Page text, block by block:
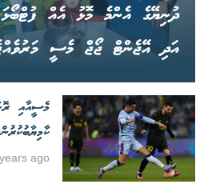
ދުނިޔޭގެ އެންމެ މޮޅު އެއް
އަދި އޭޖެންޓް ޖޯޖް މެސީ
މެސީއާއި
ago